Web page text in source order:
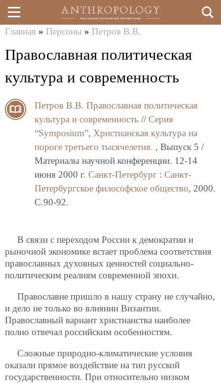
Перейти
к
здесь
Главная » Персоны » Петров В.В.
Православная политическая
культура и современность
Петров В.В. Православная политическая
культура и современность // Серия
“Symposium”, Христианская культура на
пороге третьего тысячелетия. , Выпуск 5 /
Материалы научной конференции. 12-14
июня 2000 г. Санкт-Петербург : Санкт-
Петербургское философское общество, 2000.
C.90-92.
В связи с переходом России к демократии и
рыночной экономике встает проблема соответствия
православных духовных ценностей социально-
политическим реалиям современной эпохи.
Православие пришло в нашу страну не случайно,
и дело не только во влиянии Византии.
Православный вариант христианства наиболее
полно отвечал российским особенностям.
Сложные природно-климатические условия
оказали прямое воздействие на тип русской
государственности. При относительно низком